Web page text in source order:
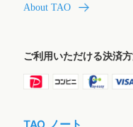
About TAO
ご利用いただける決済
TAO ノート